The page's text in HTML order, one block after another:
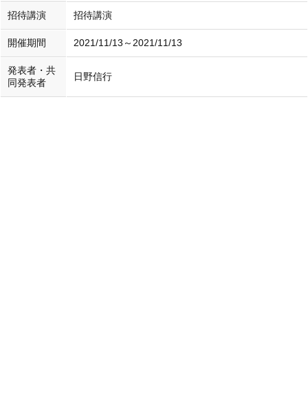
招待講演 招待講演
開催期間 2021/11/13～2021/11/13
発表者・共
同発表者
日野信行